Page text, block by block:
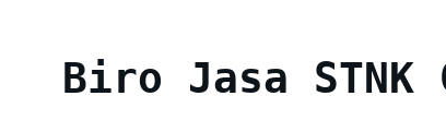
Biro Jasa STNK